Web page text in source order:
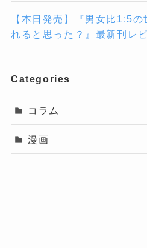
【本日発売】『男女比1:5
れると思った？』最新刊レ
Categories
コラム
漫画